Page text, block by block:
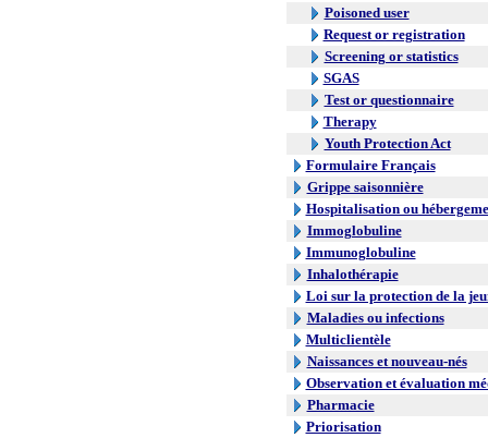
Poisoned user
Request or registration
Screening or statistics
SGAS
Test or questionnaire
Therapy
Youth Protection Act
Formulaire Français
Grippe saisonnière
Hospitalisation ou
Immoglobuline
Immunoglobuline
Inhalothérapie
Loi sur la protection de la
Maladies ou infections
Multiclientèle
Naissances et nouveau-nés
Observation et évaluation
Pharmacie
Priorisation